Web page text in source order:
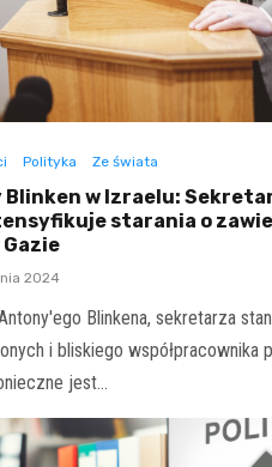
Polityka Ze świata
Blinken w Izraelu:
starania o
Gazie
2024
Blinkena, sekretarza
i bliskiego współpracownika
jest…